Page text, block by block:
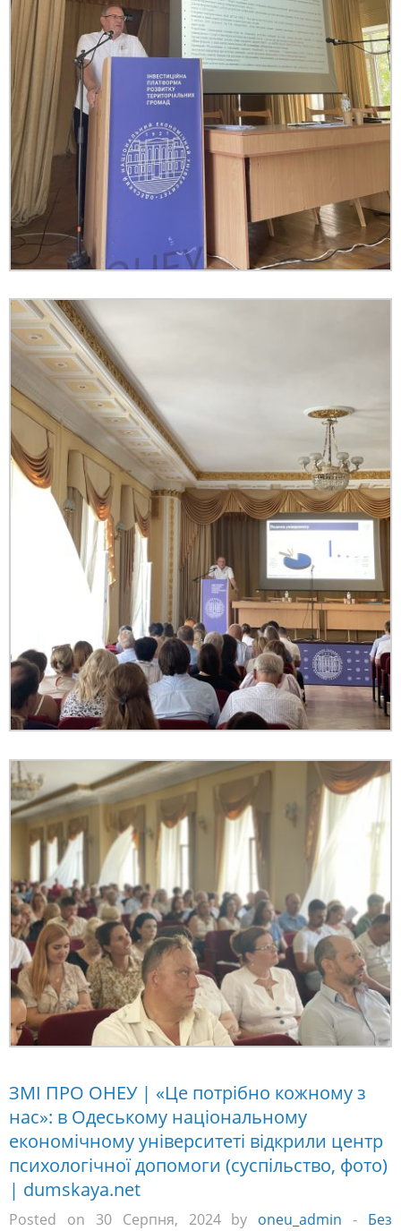
ЗМІ ПРО ОНЕУ | «Це потрібно кожному з
нас»: в Одеському національному
економічному університеті відкрили центр
психологічної допомоги (суспільство, фото)
| dumskaya.net
Posted on 30 Серпня, 2024 by oneu_admin - Без